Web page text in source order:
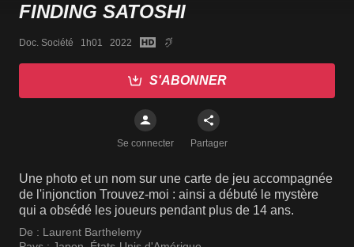
FINDING SATOSHI
Doc. Société   1h01   2022
S'ABONNER
Se connecter Partager
Une photo et un nom sur une carte de jeu accompagnée
de l'injonction Trouvez-moi : ainsi a débuté le mystère
qui a obsédé les joueurs pendant plus de 14 ans.
De : Laurent Barthelemy